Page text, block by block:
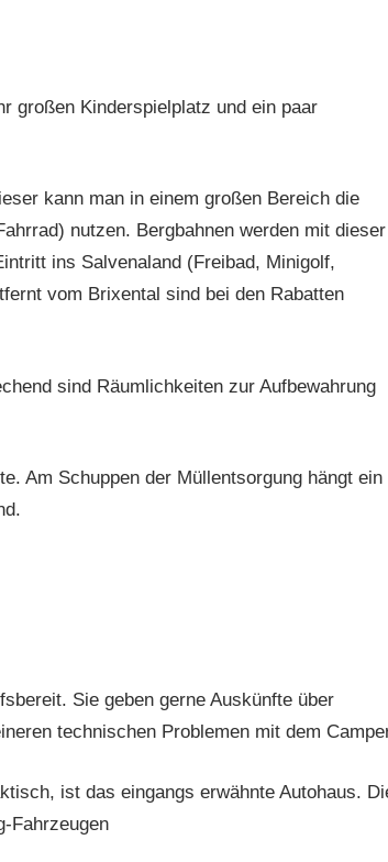
großen Kinderspielplatz und ein paar
kann man in einem großen Bereich die
nutzen. Bergbahnen werden mit dieser
ins Salvenaland (Freibad, Minigolf,
vom Brixental sind bei den Rabatten
sind Räumlichkeiten zur Aufbewahrung
Am Schuppen der Müllentsorgung hängt ein
Sie geben gerne Auskünfte über
technischen Problemen mit dem
ist das eingangs erwähnte Autohaus.
Fahrzeugen